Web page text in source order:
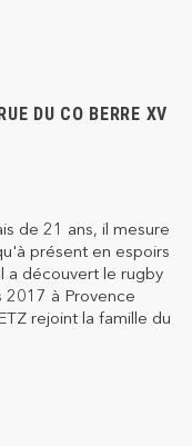
DU CO BERRE XV
de 21 ans, il mesure
présent en espoirs
a découvert le rugby
2017 à Provence
rejoint la famille du